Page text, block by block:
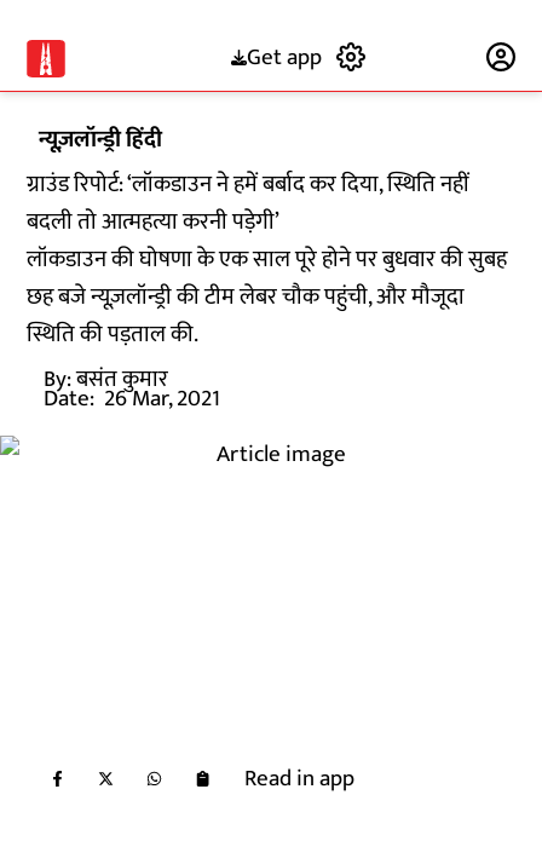
Get app
न्यूज़लॉन्ड्री हिंदी
ग्राउंड रिपोर्ट: ‘लॉकडाउन ने हमें बर्बाद कर दिया, स्थिति नहीं
बदली तो आत्महत्या करनी पड़ेगी’
लॉकडाउन की घोषणा के एक साल पूरे होने पर बुधवार की सुबह
छह बजे न्यूज़लॉन्ड्री की टीम लेबर चौक पहुंची, और मौजूदा
स्थिति की पड़ताल की.
By:बसंत कुमार
Date: 26 Mar, 2021
Read in app